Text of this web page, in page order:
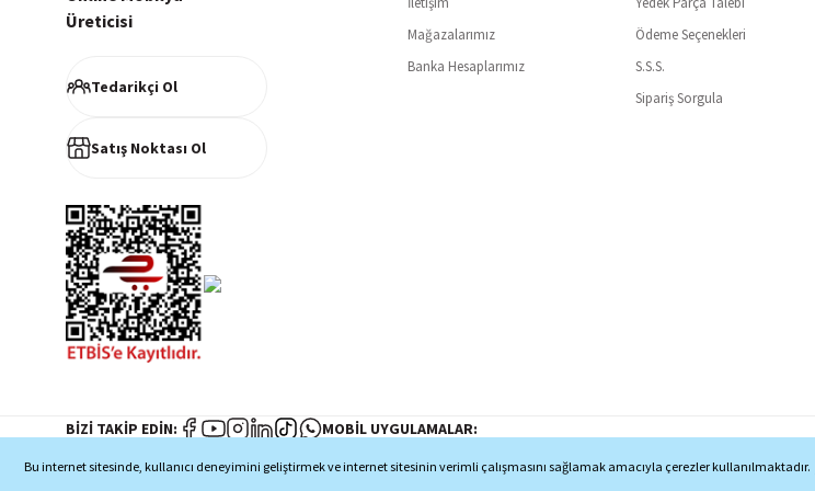
Bu internet sitesinde, kullanıcı deneyimini geliştirmek ve internet sitesinin verimli çalışmasını sağlamak amacıyla çerezler kullanılmaktadır.
%100 müşteri memnuniyeti odaklı ve güvenilir hizmet anlayışı
Üreticisi
Tedarikçi Ol
Satış Noktası Ol
Mağazalarımız
Banka Hesaplarımız
Ödeme Seçenekleri
S.S.S.
Sipariş Sorgula
BİZİ TAKİP EDİN:
MOBİL UYGULAMALAR: